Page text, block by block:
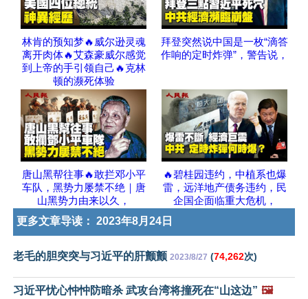
林肯的预知梦🔥威尔逊灵魂
离开肉体🔥艾森豪威尔感觉
到上帝的手引领自己🔥克林
顿的濒死体验
拜登突然说中国是一枚“滴答
作响的定时炸弹”，警告说，
唐山黑帮往事🔥敢拦邓小平
车队，黑势力屡禁不绝｜唐
山黑势力由来以久，
🔥碧桂园违约，中植系也爆
雷，远洋地产债务违约，民
企国企面临重大危机，
更多文章导读： 2023年8月24日
老毛的胆突突与习近平的肝颤颤 2023/8/27 (74,262次)
习近平忧心忡忡防暗杀 武攻台湾将撞死在“山这边” 🖼️